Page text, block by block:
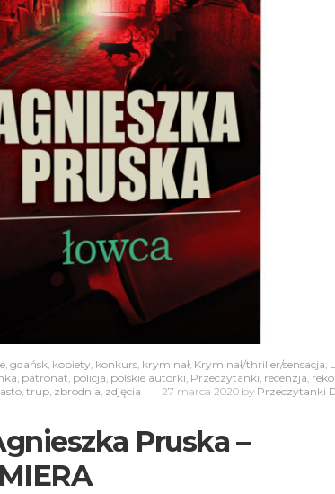
gdańsk kobiety konkurs kryminał Kryminał/thriller/sensacja
patronat policja polskie autorki Przeczytanki recenzja
trup zbrodnia zdjęcia 27 marca 2020 by Przeczytanki
Pruska –